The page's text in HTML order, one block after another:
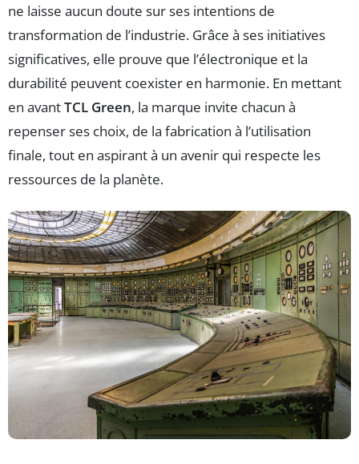
ne laisse aucun doute sur ses intentions de
transformation de l’industrie. Grâce à ses initiatives
significatives, elle prouve que l’électronique et la
durabilité peuvent coexister en harmonie. En mettant
en avantTCL Green, la marque invite chacun à
repenser ses choix, de la fabrication à l’utilisation
finale, tout en aspirant à un avenir qui respecte les
ressources de la planète.